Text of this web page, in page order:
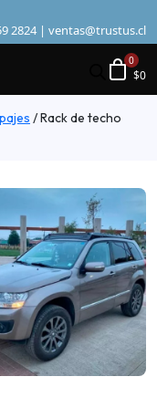
2824 | ventas@trustus.cl
$0
/Rack de techo